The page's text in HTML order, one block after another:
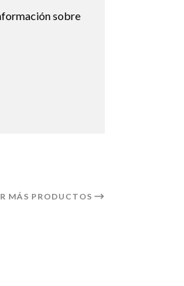
sobre
MÁS PRODUCTOS